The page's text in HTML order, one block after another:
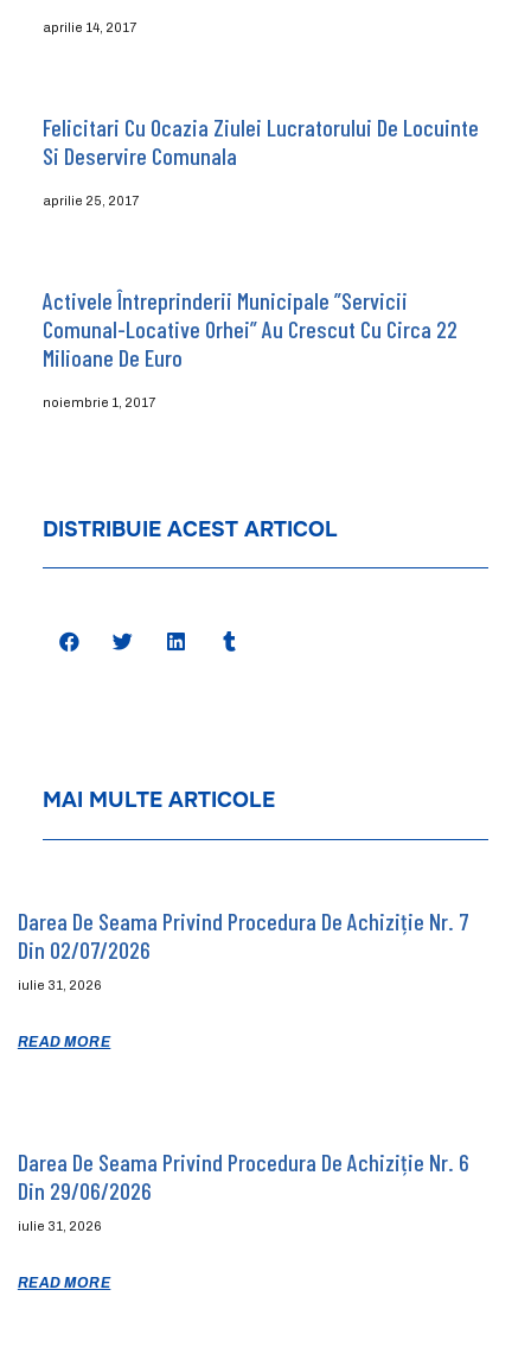
aprilie 14, 2017
Felicitari Cu Ocazia Ziulei Lucratorului De Locuinte
Si Deservire Comunala
aprilie 25, 2017
Activele Întreprinderii Municipale ”Servicii
Comunal-Locative Orhei” Au Crescut Cu Circa 22
Milioane De Euro
noiembrie 1, 2017
DISTRIBUIE ACEST ARTICOL
MAI MULTE ARTICOLE
Darea De Seama Privind Procedura De Achiziție Nr. 7
Din 02/07/2026
iulie 31, 2026
READ MORE
Darea De Seama Privind Procedura De Achiziție Nr. 6
Din 29/06/2026
iulie 31, 2026
READ MORE